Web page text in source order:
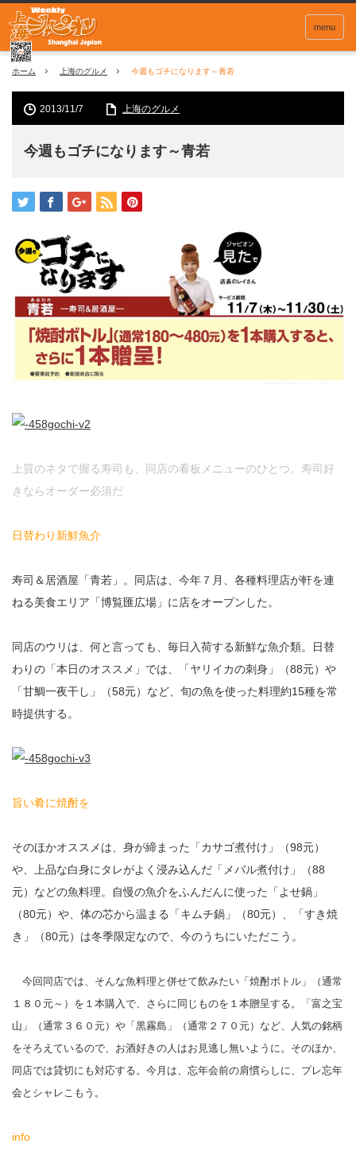
menu
ホーム 上海のグルメ 今週もゴチになります～青若
2013/11/7 上海のグルメ
今週もゴチになります～青若
上質のネタで握る寿司も、同店の看板メニューのひとつ。寿司好
きならオーダー必須だ
日替わり新鮮魚介
寿司＆居酒屋「青若」。同店は、今年７月、各種料理店が軒を連
ねる美食エリア「博覧匯広場」に店をオープンした。
同店のウリは、何と言っても、毎日入荷する新鮮な魚介類。日替
わりの「本日のオススメ」では、「ヤリイカの刺身」（88元）や
「甘鯛一夜干し」（58元）など、旬の魚を使った料理約15種を常
時提供する。
旨い肴に焼酎を
そのほかオススメは、身が締まった「カサゴ煮付け」（98元）
や、上品な白身にタレがよく浸み込んだ「メバル煮付け」（88
元）などの魚料理。自慢の魚介をふんだんに使った「よせ鍋」
（80元）や、体の芯から温まる「キムチ鍋」（80元）、「すき焼
き」（80元）は冬季限定なので、今のうちにいただこう。
今回同店では、そんな魚料理と併せて飲みたい「焼酎ボトル」（通常
１８０元～）を１本購入で、さらに同じものを１本贈呈する。「富之宝
山」（通常３６０元）や「黒霧島」（通常２７０元）など、人気の銘柄
をそろえているので、お酒好きの人はお見逃し無いように。そのほか、
同店では貸切にも対応する。今月は、忘年会前の肩慣らしに、プレ忘年
会とシャレこもう。
info